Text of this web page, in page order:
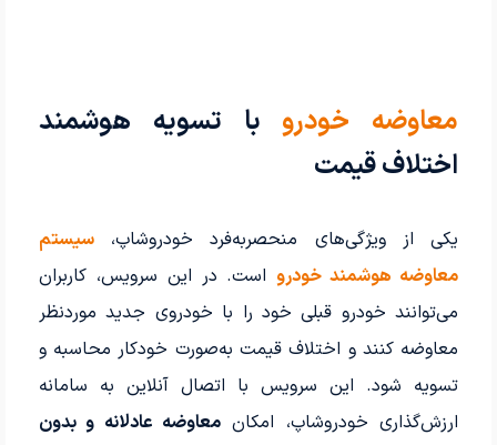
معاوضه خودروبا تسویه هوشمند
اختلاف قیمت
یکی از ویژگی‌های منحصربه‌فرد خودروشاپ،سیستم
معاوضه هوشمند خودرواست. در این سرویس، کاربران
می‌توانند خودرو قبلی خود را با خودروی جدید موردنظر
معاوضه کنند و اختلاف قیمت به‌صورت خودکار محاسبه و
تسویه شود. این سرویس با اتصال آنلاین به سامانه
ارزش‌گذاری خودروشاپ، امکان معاوضه عادلانه و بدون